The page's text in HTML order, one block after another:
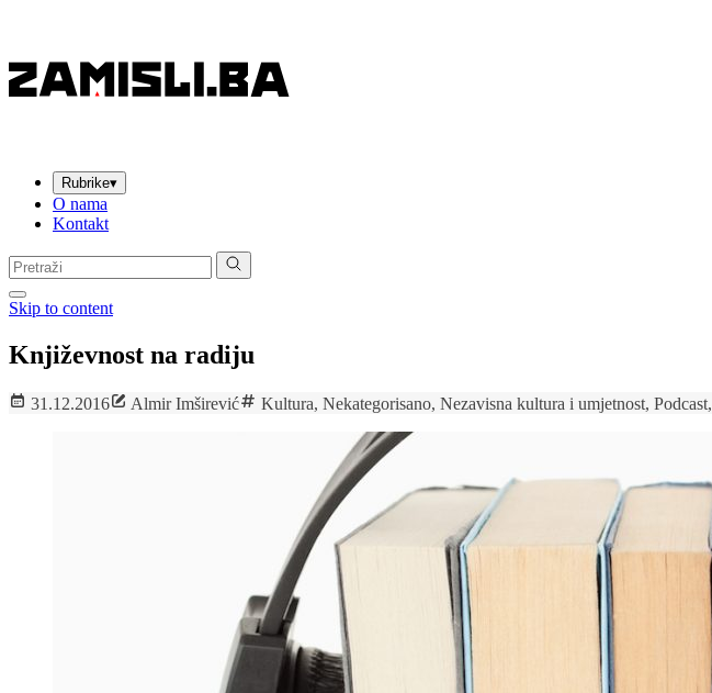
Rubrike▾
O nama
Kontakt
Pretraga:
Skip to content
Književnost na radiju
31.12.2016 Almir Imširević Kultura, Nekategorisano, Nezavisna kultura i umjetnost, Podcast,